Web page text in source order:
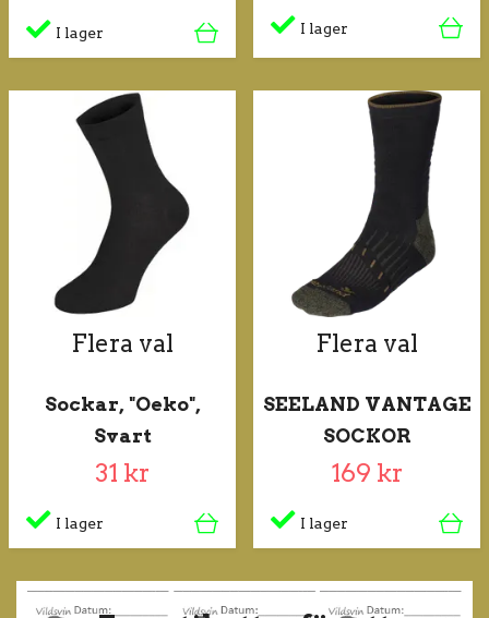
I lager I lager
Flera val
Sockar, "Oeko",
Svart
31 kr
I lager
Flera val
SEELAND VANTAGE
SOCKOR
169 kr
I lager